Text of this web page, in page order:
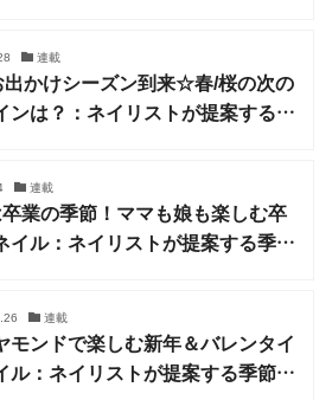
連載
出かけシーズン到来☆春/桜の次の
ンは？：ネイリストが提案する季
連載
業の季節！ママも娘も楽しむ卒
イル：ネイリストが提案する季節
連載
モンドで楽しむ新年＆バレンタイ
ル：ネイリストが提案する季節の